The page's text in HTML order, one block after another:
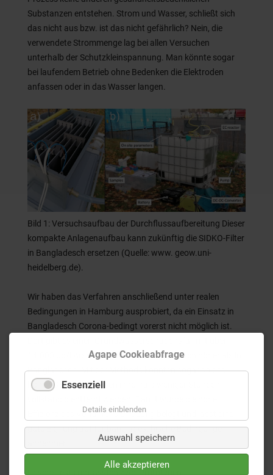
Substanzen entstehen. Strom und Wasser, schließt sich
das nicht aus bzw. ist das nicht gefährlich? Nein, die
verwendete Strommenge lag bei allen Versuchen
unterhalb der Schutzkleinspannung. Man könnte sogar
bei laufendem Betrieb ohne Bedenken die Elektroden
anfassen oder in das Wasser langen.
Bild 1: Versuchsaufbau der Durchflussaufbereitung Dieser
kompakte Anlagenaufbau kann zukünftig die SIDKO-Filter
in Bangladesch ersetzen (Quelle: www. geow.uni-
heidelberg.de).
Wir haben das Verfahren anschließend unter realen
Bedingungen in Hamburg ausprobiert, da ein Einsatz in
Bangladesch Corona-bedingt vorerst nicht möglich ist.
14.000 µg/l Arsen, also mehr als 50-100 fach höher als in
Bangladesch. Mit der Methode konnten sogar solche
hohen Gehalte an Arsen innerhalb weniger Stunden
Effizienz des Verfahrens eindeutig belegt und lässt eine
gute Eignung auf für bangladeschische Bedingungen
Unsere Tests umfassten zwei Prototypen:
Agape Cookieabfrage
Essenziell
Details einblenden
Auswahl speichern
Alle akzeptieren